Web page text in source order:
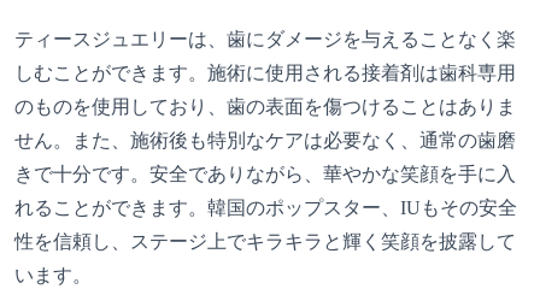
ティースジュエリーは、歯にダメージを与えることなく楽
しむことができます。施術に使用される接着剤は歯科専用
のものを使用しており、歯の表面を傷つけることはありま
せん。また、施術後も特別なケアは必要なく、通常の歯磨
きで十分です。安全でありながら、華やかな笑顔を手に入
れることができます。韓国のポップスター、IUもその安全
性を信頼し、ステージ上でキラキラと輝く笑顔を披露して
います。